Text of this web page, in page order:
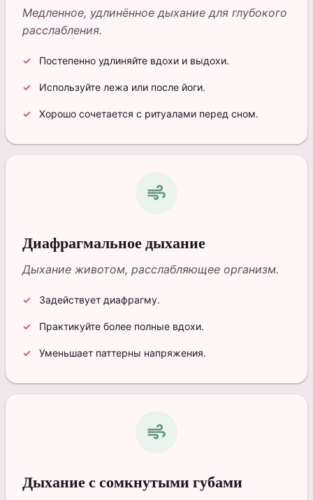
Медленное, удлинённое дыхание для глубокого
расслабления.
Постепенно удлиняйте вдохи и выдохи.
Используйте лежа или после йоги.
Хорошо сочетается с ритуалами перед сном.
air
Диафрагмальное дыхание
Дыхание животом, расслабляющее организм.
Задействует диафрагму.
Практикуйте более полные вдохи.
Уменьшает паттерны напряжения.
air
Дыхание с сомкнутыми губами